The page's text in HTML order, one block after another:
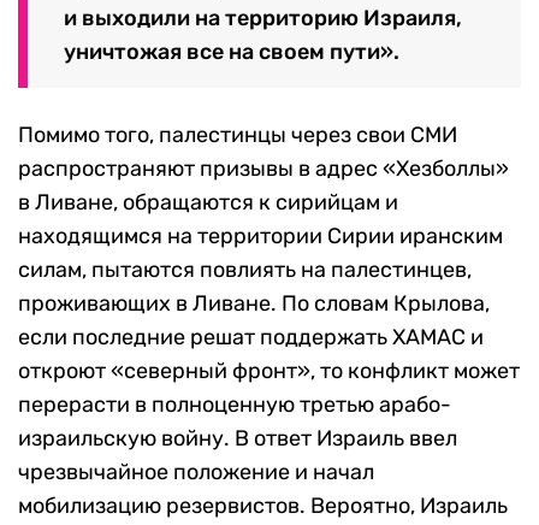
и выходили на территорию Израиля,
уничтожая все на своем пути».
Помимо того, палестинцы через свои СМИ
распространяют призывы в адрес «Хезболлы»
в Ливане, обращаются к сирийцам и
находящимся на территории Сирии иранским
силам, пытаются повлиять на палестинцев,
проживающих в Ливане. По словам Крылова,
если последние решат поддержать ХАМАС и
откроют «северный фронт», то конфликт может
перерасти в полноценную третью арабо-
израильскую войну. В ответ Израиль ввел
чрезвычайное положение и начал
мобилизацию резервистов. Вероятно, Израиль